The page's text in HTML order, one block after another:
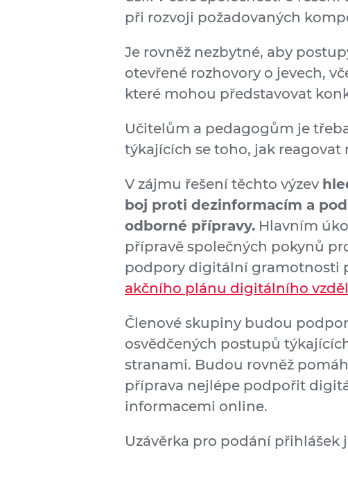
při rozvoji požadovaných
Je rovněž nezbytné, aby
otevřené rozhovory o jevech,
které mohou představovat
Učitelům a pedagogům je
týkajících se toho, jak
V zájmu řešení těchto výzev
boj proti dezinformacím a
odborné přípravy. Hlavním
přípravě společných pokynů
podpory digitální gramotnosti
akčního plánu digitálního
Členové skupiny budou
osvědčených postupů
stranami. Budou rovněž
příprava nejlépe podpořit
informacemi online.
Uzávěrka pro podání přihlášek